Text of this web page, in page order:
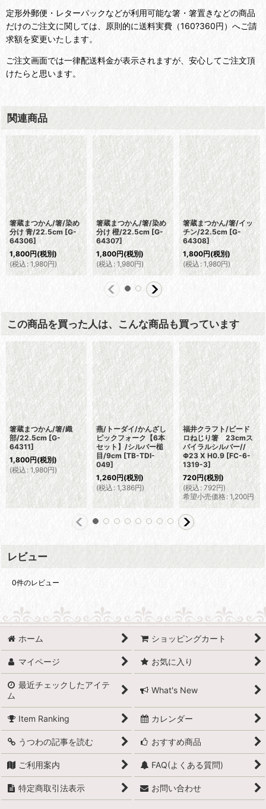
定形外郵便・レターパックなどが利用可能な箸・箸置きなどの商品
だけのご注文に関しては、原則的に送料実費（160?360円）へご請
求額を変更いたします。
ご注文画面では一律配送料金が表示されますが、安心してご注文頂
けたらと思います。
関連商品
箸蔵まつかん/箸/染め
分け 橙/22.5cm [G-
64307]
1,800円(税別)
(税込: 1,980円)
箸蔵まつかん/箸/イッ
チン/22.5cm [G-
64308]
1,800円(税別)
(税込: 1,980円)
箸蔵まつかん/箸/菊唐
草/22.5cm [G-
64310]
1,800円(税別)
(税込: 1,980円)
この商品を買った人は、こんな商品も買っています
箸蔵まつかん/箸/織
部/22.5cm [G-
64311]
1,800円(税別)
(税込 : 1,980円)
燕/トーダイ/かんざし
ピックフォーク【6本
セット】/シルバー槌
目/9cm [TB-TDI-
049]
1,260円(税別)
(税込: 1,386円)
福井クラフト/ビード
ロねじり箸 23cmス
パイラルシルバー//
Φ23 X H0.9 [FC-6-
1319-3]
720円(税別)
(税込: 792円)
希望小売価格: 1,200円
レビュー
0件のレビュー
ホーム ショッピングカート
マイページ お気に入り
最近チェックしたアイテ
ム
What's New
Item Ranking カレンダー
うつわの記事を読む おすすめ商品
ご利用案内 FAQ(よくある質問)
特定商取引法表示 お問い合わせ